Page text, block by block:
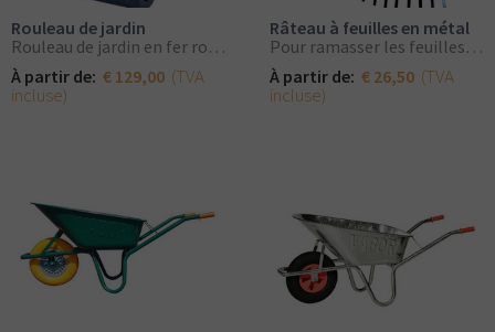
Rouleau de jardin
Rouleau de jardin en fer robuste
À partir de: € 129,00 (TVA
incluse)
Râteau à feuilles en métal
Pour ramasser les feuilles et les mauvaises herbes
À partir de: € 26,50 (TVA
incluse)